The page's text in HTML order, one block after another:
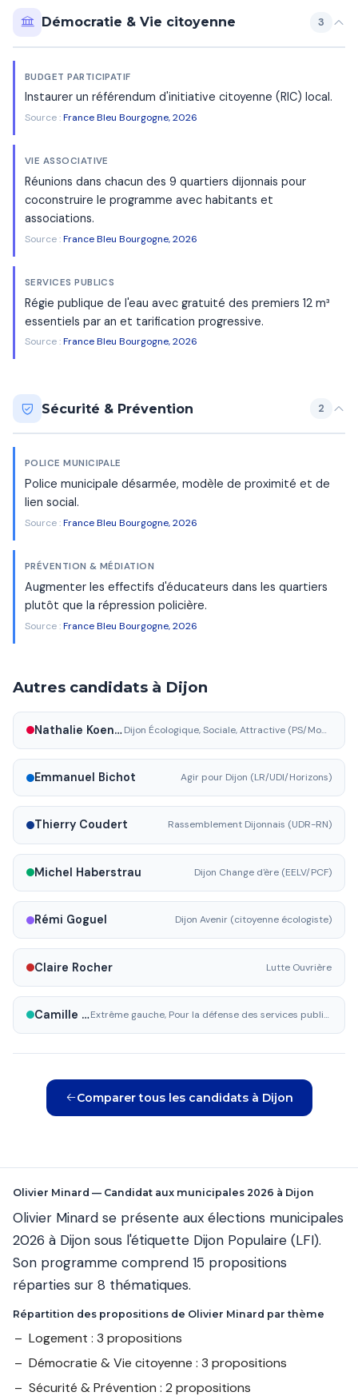
Démocratie & Vie citoyenne 3
BUDGET PARTICIPATIF
Instaurer un référendum d'initiative citoyenne (RIC) local.
Source :France Bleu Bourgogne, 2026
VIE ASSOCIATIVE
Réunions dans chacun des 9 quartiers dijonnais pour
coconstruire le programme avec habitants et
associations.
Source :France Bleu Bourgogne, 2026
SERVICES PUBLICS
Régie publique de l'eau avec gratuité des premiers 12 m³
essentiels par an et tarification progressive.
Source :France Bleu Bourgogne, 2026
Sécurité & Prévention 2
POLICE MUNICIPALE
Police municipale désarmée, modèle de proximité et de
lien social.
Source :France Bleu Bourgogne, 2026
PRÉVENTION & MÉDIATION
Augmenter les effectifs d'éducateurs dans les quartiers
plutôt que la répression policière.
Source :France Bleu Bourgogne, 2026
Autres candidats à Dijon
Nathalie Koenders Dijon Écologique, Sociale, Attractive (PS/MoDem/EELV)
Emmanuel Bichot Agir pour Dijon (LR/UDI/Horizons)
Thierry Coudert Rassemblement Dijonnais (UDR-RN)
Michel Haberstrau Dijon Change d'ère (EELV/PCF)
Rémi Goguel Dijon Avenir (citoyenne écologiste)
Claire Rocher Lutte Ouvrière
Camille Joyeux Extrême gauche, Pour la défense des services publics, contre l'économie de guerre
Comparer tous les candidats à Dijon
Olivier Minard — Candidat aux municipales 2026 à Dijon
Olivier Minard se présente aux élections municipales
2026 à Dijon sous l'étiquette Dijon Populaire (LFI).
Son programme comprend 15 propositions
réparties sur 8 thématiques.
Répartition des propositions de Olivier Minard par thème
Logement : 3 propositions
Démocratie & Vie citoyenne : 3 propositions
Sécurité & Prévention : 2 propositions